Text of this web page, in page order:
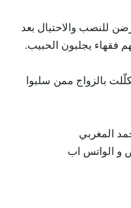
للنصب والاحتيال بعد
فقهاء يجلبون الحبيب.
بالزواج ممن سلبوا
المغربي
و الواتس اب